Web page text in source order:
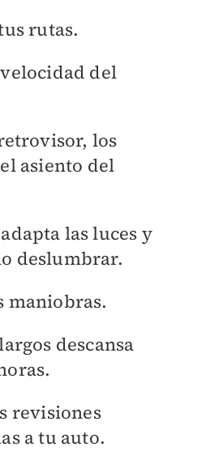
rutas.
del
los
asiento del
las luces y
deslumbrar.
maniobras.
descansa
revisiones
a tu auto.